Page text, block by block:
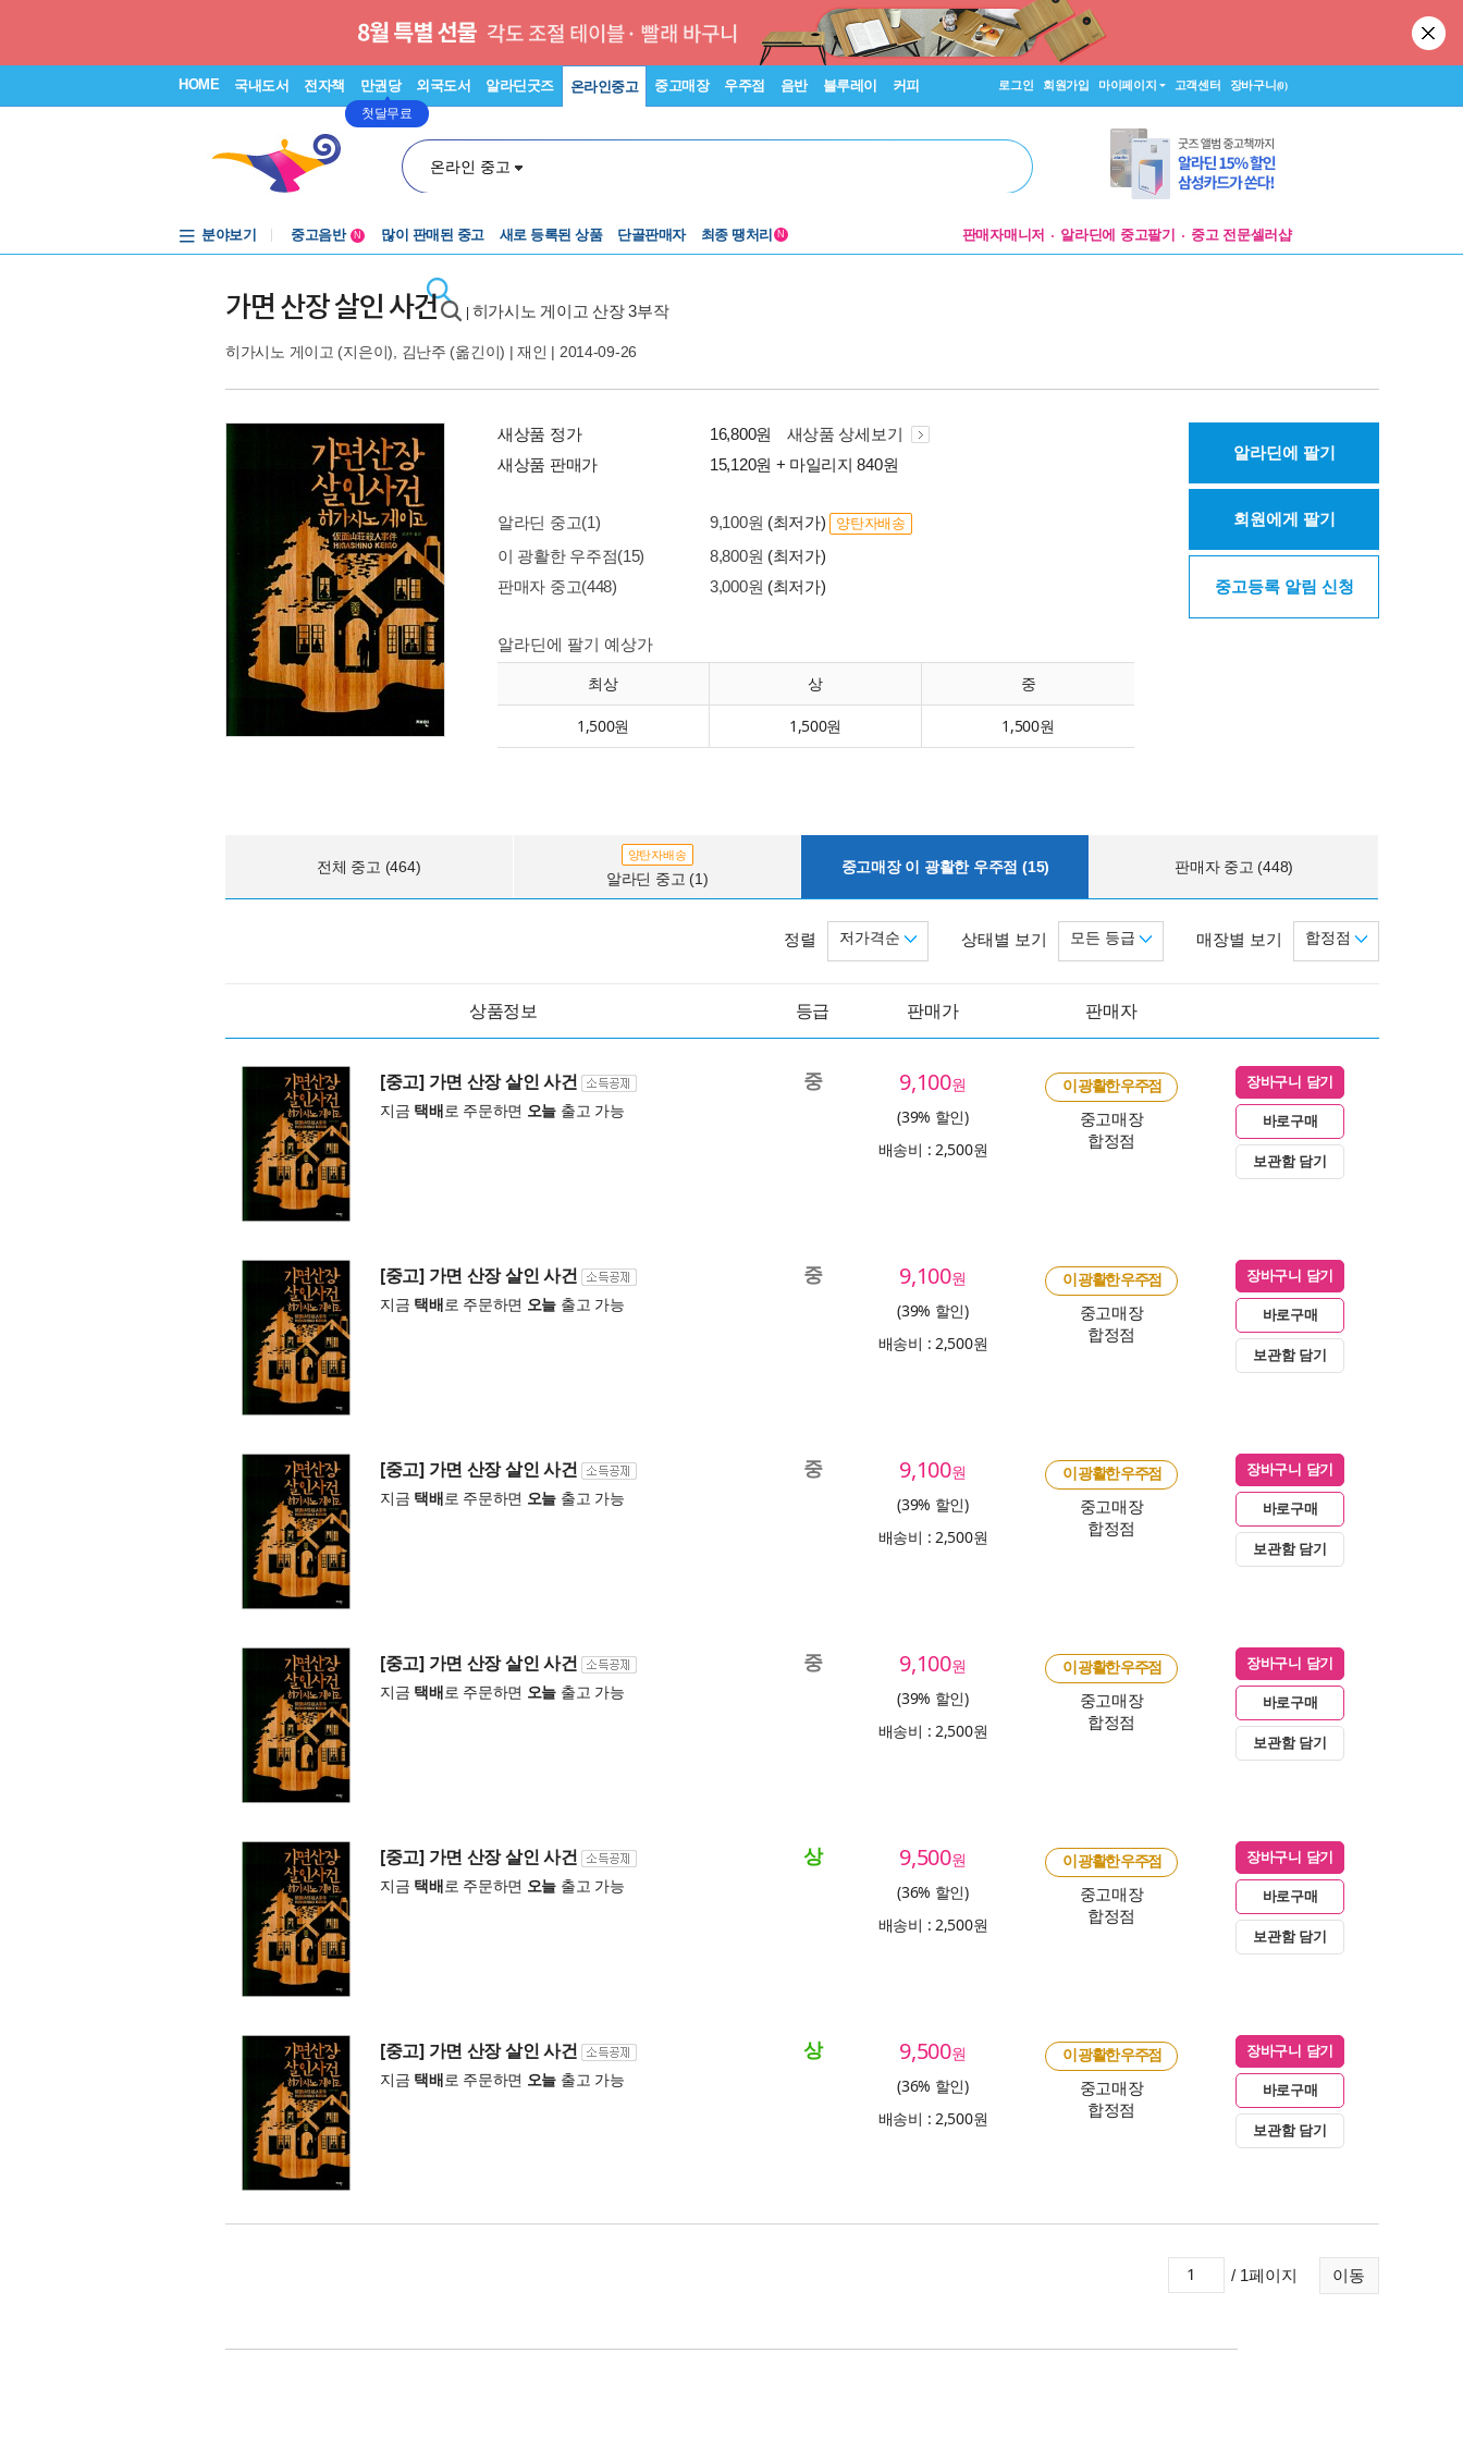
HOME 국내도서 전자책 만권당
첫달무료
외국도서 알라딘굿즈 온라인중고 중고매장 우주점 음반 블루레이 커피 로그인 회원가입 마이페이지 고객센터 장바구니(0)
온라인 중고
분야보기
중고음반
중고음반
N 많이 판매된 중고 새로 등록된 상품 단골판매자 최종 땡처리 N 판매자매니저 알라딘에 중고팔기 중고 전문셀러샵
가면 산장 살인 사건 히가시노 게이고 산장 3부작
히가시노 게이고 (지은이), 김난주 (옮긴이) |재인 | 2014-09-26
새상품 정가 16,800원
새상품 상세보기
새상품 판매가
15,120원 + 마일리지 840원
알라딘 중고(1) 9,100원 (최저가) 양탄자배송
이 광활한 우주점(15) 8,800원 (최저가)
판매자 중고(448)
3,000원 (최저가)
알라딘에 팔기 예상가
최상 상 중
1,500원 1,500원 1,500원
알라딘에 팔기
회원에게 팔기
중고등록 알림 신청
전체 중고 (464)
양탄자배송
알라딘 중고 (1)
중고매장 이 광활한 우주점 (15) 판매자 중고 (448)
매장별 보기 합정점
상태별 보기 모든 등급
정렬 저가격순
상품정보 등급 판매가 판매자
[중고] 가면 산장 살인 사건
지금 택배로 주문하면 오늘 출고 가능
중 9,100원
(39% 할인)
배송비 : 2,500원
이 광활한 우주점
중고매장
합정점
장바구니 담기
바로구매
보관함 담기
[중고] 가면 산장 살인 사건
지금 택배로 주문하면 오늘 출고 가능
중 9,100원
(39% 할인)
배송비 : 2,500원
이 광활한 우주점
중고매장
합정점
장바구니 담기
바로구매
보관함 담기
[중고] 가면 산장 살인 사건
지금 택배로 주문하면 오늘 출고 가능
중 9,100원
(39% 할인)
배송비 : 2,500원
이 광활한 우주점
중고매장
합정점
장바구니 담기
바로구매
보관함 담기
[중고] 가면 산장 살인 사건
지금 택배로 주문하면 오늘 출고 가능
중 9,100원
(39% 할인)
배송비 : 2,500원
이 광활한 우주점
중고매장
합정점
장바구니 담기
바로구매
보관함 담기
[중고] 가면 산장 살인 사건
지금 택배로 주문하면 오늘 출고 가능
상 9,500원
(36% 할인)
배송비 : 2,500원
이 광활한 우주점
중고매장
합정점
장바구니 담기
바로구매
보관함 담기
[중고] 가면 산장 살인 사건
지금 택배로 주문하면 오늘 출고 가능
상 9,500원
(36% 할인)
배송비 : 2,500원
이 광활한 우주점
중고매장
합정점
장바구니 담기
바로구매
보관함 담기
이동
/ 1페이지